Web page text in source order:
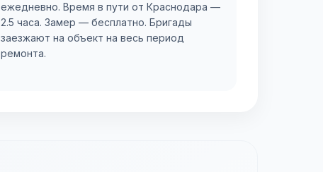
ежедневно. Время в пути от Краснодара —
2.5 часа. Замер — бесплатно. Бригады
заезжают на объект на весь период
ремонта.